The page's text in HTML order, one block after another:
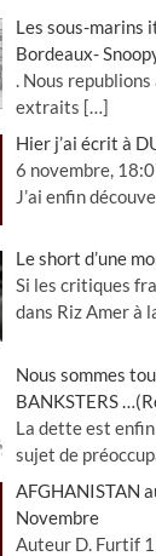
Les sous-marins
Bordeaux-
. Nous republions
extraits […]
Hier j’ai écrit à
6 novembre,
J’ai enfin
Le short d’une
Si les critiques
dans Riz Amer à
Nous sommes
BANKSTERS
La dette est
sujet de
AFGHANISTAN
Novembre
Auteur D. Furtif